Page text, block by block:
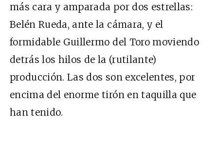
más cara y amparada por dos estrellas:
Belén Rueda, ante la cámara, y el
formidable Guillermo del Toro moviendo
detrás los hilos de la (rutilante)
producción. Las dos son excelentes, por
encima del enorme tirón en taquilla que
han tenido.